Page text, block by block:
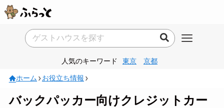
人気のキーワード 東京 京都
ホーム お役立ち情報
バックパッカー向けクレジットカー